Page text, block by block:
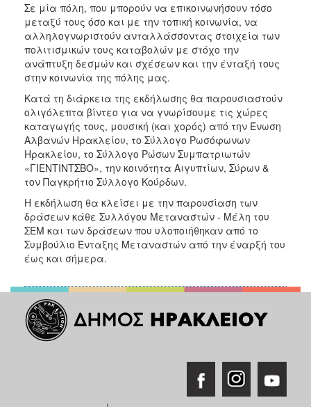
Σε μία πόλη, που μπορούν να επικοινωνήσουν τόσο
μεταξύ τους όσο και με την τοπική κοινωνία, να
αλληλογνωριστούν ανταλλάσσοντας στοιχεία των
πολιτισμικών τους καταβολών με στόχο την
ανάπτυξη δεσμών και σχέσεων και την ένταξή τους
στην κοινωνία της πόλης μας.
Κατά τη διάρκεια της εκδήλωσης θα παρουσιαστούν
ολιγόλεπτα βίντεο για να γνωρίσουμε τις χώρες
καταγωγής τους, μουσική (και χορός) από την Ένωση
Αλβανών Ηρακλείου, το Σύλλογο Ρωσόφωνων
Ηρακλείου, το Σύλλογο Ρώσων Συμπατριωτών
«ΓΙΕΝΤΙΝΤΣΒΟ», την κοινότητα Αιγυπτίων, Σύρων &
τον Παγκρήτιο Σύλλογο Κούρδων.
Η εκδήλωση θα κλείσει με την παρουσίαση των
δράσεων κάθε Συλλόγου Μεταναστών - Μέλη του
ΣΕΜ και των δράσεων που υλοποιήθηκαν από το
Συμβούλιο Ένταξης Μεταναστών από την έναρξή του
έως και σήμερα.